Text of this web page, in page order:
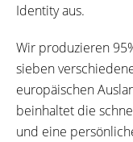
Identity aus.
Wir produzieren
sieben
europäischen
beinhaltet die
und eine